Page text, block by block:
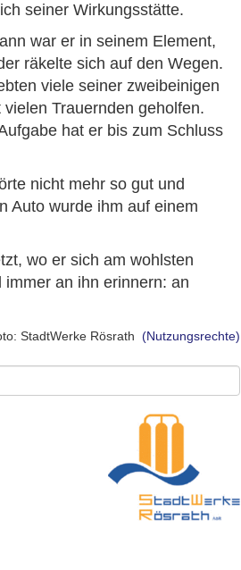
seiner Wirkungsstätte.
war er in seinem Element,
räkelte sich auf den Wegen.
viele seiner zweibeinigen
Trauernden geholfen.
hat er bis zum Schluss
nicht mehr so gut und
Auto wurde ihm auf einem
wo er sich am wohlsten
an ihn erinnern: an
StadtWerke Rösrath (Nutzungsrechte)